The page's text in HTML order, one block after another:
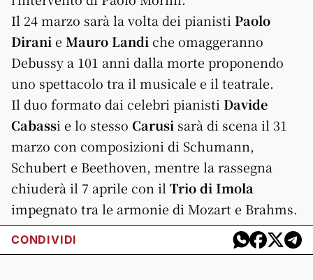
Il 24 marzo sarà la volta dei pianisti Paolo
Dirani e Mauro Landi che omaggeranno
Debussy a 101 anni dalla morte proponendo
uno spettacolo tra il musicale e il teatrale.
Il duo formato dai celebri pianisti Davide
Cabassi e lo stesso Carusi sarà di scena il 31
marzo con composizioni di Schumann,
Schubert e Beethoven, mentre la rassegna
chiuderà il 7 aprile con il Trio di Imola
impegnato tra le armonie di Mozart e Brahms.
CONDIVIDI